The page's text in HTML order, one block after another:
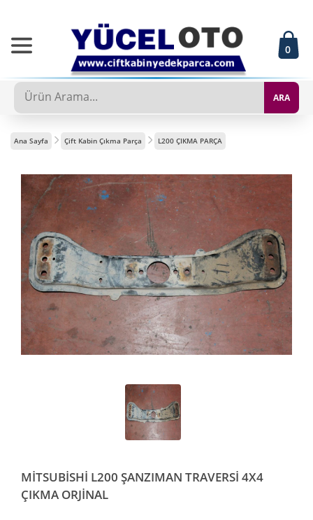
0
ARA
Ana Sayfa Çift Kabin Çıkma Parça L200 ÇIKMA PARÇA
MİTSUBİSHİ L200 ŞANZIMAN TRAVERSİ 4X4
ÇIKMA ORJİNAL